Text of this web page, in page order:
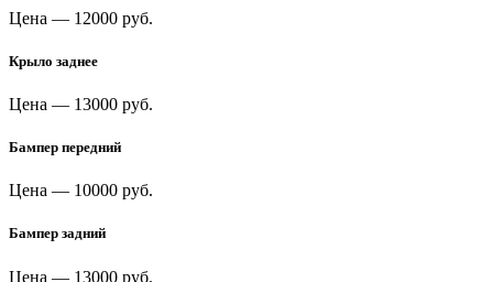
Цена — 12000 руб.
Крыло заднее
Цена — 13000 руб.
Бампер передний
Цена — 10000 руб.
Бампер задний
Цена — 13000 руб.